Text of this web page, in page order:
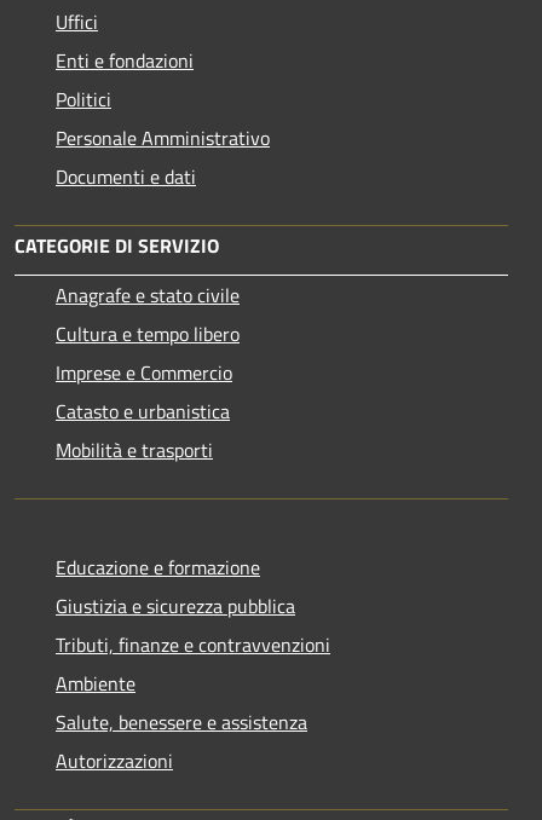
Uffici
Enti e fondazioni
Politici
Personale Amministrativo
Documenti e dati
CATEGORIE DI SERVIZIO
Anagrafe e stato civile
Cultura e tempo libero
Imprese e Commercio
Catasto e urbanistica
Mobilità e trasporti
Educazione e formazione
Giustizia e sicurezza pubblica
Tributi, finanze e contravvenzioni
Ambiente
Salute, benessere e assistenza
Autorizzazioni